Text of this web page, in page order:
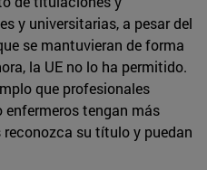
y universitarias, a pesar del
se mantuvieran de forma
la UE no lo ha permitido.
que profesionales
tengan más
su título y puedan